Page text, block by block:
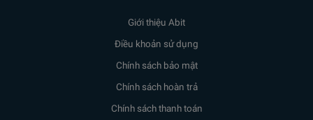
Giới thiệu Abit
Điều khoản sử dụng
Chính sách bảo mật
Chính sách hoàn trả
Chính sách thanh toán